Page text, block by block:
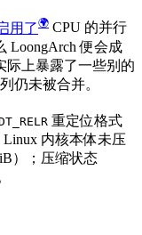
用了
CPU 的并行
LoongArch 便会成
际上暴露了一些别的
仍未被合并。
重定位格式
Linux 内核本体未压
）；压缩状态